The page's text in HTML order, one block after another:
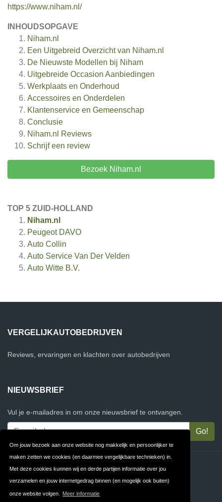
Om jouw bezoek aan onze website nog makkelijk en persoonlijker te
maken zetten we cookies (en daarmee vergelijkbare technieken) in.
Met deze cookies kunnen wij en derde partijen informatie over jou
verzamelen en jouw internetgedrag binnen (en mogelijk ook buiten)
onze website volgen. Meer informatie
https://www.niham.nl/
INHOUDSOPGAVE
Niham.nl
Een Uitgebreid Overzicht van Niham.nl
De Nieuwste Modellen bij Niham
Uitgebreide Occasion Aanbiedingen
Werkplaats en Onderhoud
Accessoires en Onderdelen
Klantenservice en Gemeenschap
Conclusie
Niham.nl
Reviews
Schrijf een review
Bezoek Niham.nl
TOP 5 ZUID-HOLLAND
Niham.nl
Peugeot DAVO
Auto Collin
Auto Service Van Der Velden
Auto Witte B.V.
VERGELIJKAUTOBEDRIJVEN
Reviews, ervaringen en klachten over autobedrijven
NIEUWSBRIEF
Vul je e-mailadres in om onze nieuwsbrief te ontvangen.
Contact Privacy
Algemene FAQ